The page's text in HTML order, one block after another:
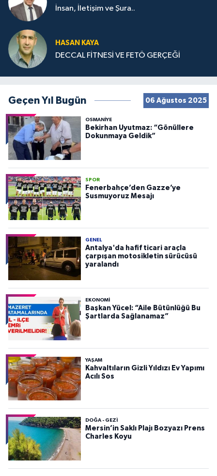
İnsan, İletişim ve Şura..
HASAN KAYA
DECCAL FİTNESİ VE FETÖ GERÇEĞİ
Geçen Yıl Bugün 06 Ağustos 2025
OSMANIYE
Bekirhan Uyutmaz: “Gönüllere
Dokunmaya Geldik”
SPOR
Fenerbahçe’den Gazze’ye
Susmuyoruz Mesajı
GENEL
Antalya'da hafif ticari araçla
çarpışan motosikletin sürücüsü
yaralandı
EKONOMI
Başkan Yücel: “Aile Bütünlüğü Bu
Şartlarda Sağlanamaz”
YAŞAM
Kahvaltıların Gizli Yıldızı Ev Yapımı
Acılı Sos
DOĞA - GEZI
Mersin’in Saklı Plajı Bozyazı Prens
Charles Koyu